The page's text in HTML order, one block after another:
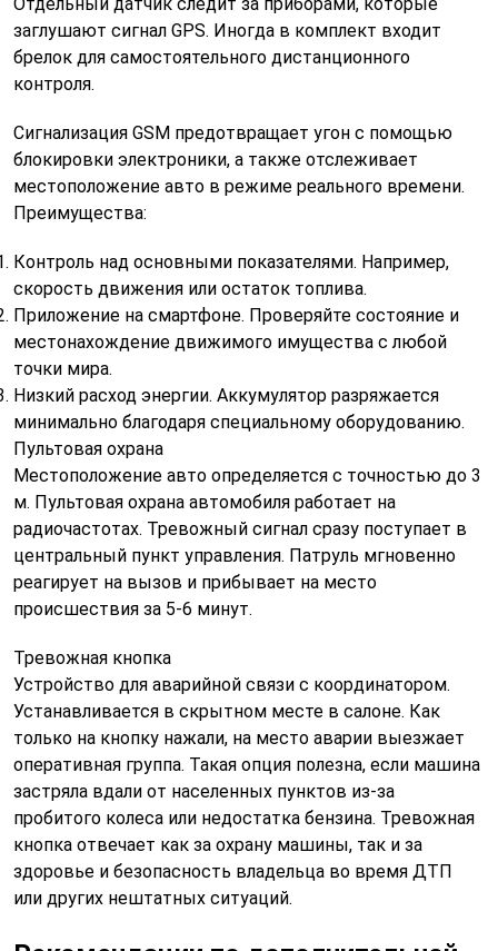
заглушают сигнал GPS. Иногда в комплект входит
брелок для самостоятельного дистанционного
контроля.
Сигнализация GSM предотвращает угон с помощью
блокировки электроники, а также отслеживает
местоположение авто в режиме реального времени.
Преимущества:
Контроль над основными показателями. Например,
скорость движения или остаток топлива.
Приложение на смартфоне. Проверяйте состояние и
местонахождение движимого имущества с любой
точки мира.
Низкий расход энергии. Аккумулятор разряжается
минимально благодаря специальному оборудованию.
Пультовая охрана
Местоположение авто определяется с точностью до 3
м. Пультовая охрана автомобиля работает на
радиочастотах. Тревожный сигнал сразу поступает в
центральный пункт управления. Патруль мгновенно
реагирует на вызов и прибывает на место
происшествия за 5-6 минут.
Тревожная кнопка
Устройство для аварийной связи с координатором.
Устанавливается в скрытном месте в салоне. Как
только на кнопку нажали, на место аварии выезжает
оперативная группа. Такая опция полезна, если машина
застряла вдали от населенных пунктов из-за
пробитого колеса или недостатка бензина. Тревожная
кнопка отвечает как за охрану машины, так и за
здоровье и безопасность владельца во время ДТП
или других нештатных ситуаций.